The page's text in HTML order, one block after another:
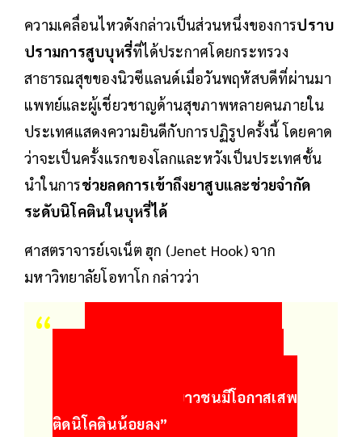
ความเคลื่อนไหวดังกล่าวเป็นส่วนหนึ่งของการปราบ
ปรามการสูบบุหรี่ที่ได้ประกาศโดยกระทรวง
สาธารณสุขของนิวซีแลนด์เมื่อวันพฤหัสบดีที่ผ่านมา
แพทย์และผู้เชี่ยวชาญด้านสุขภาพหลายคนภายใน
ประเทศแสดงความยินดีกับการปฏิรูปครั้งนี้ โดยคาด
ว่าจะเป็นครั้งแรกของโลกและหวังเป็นประเทศชั้น
นำในการช่วยลดการเข้าถึงยาสูบและช่วยจำกัด
ระดับนิโคตินในบุหรี่ได้
ศาสตราจารย์เจเน็ต ฮุก (Jenet Hook) จาก
มหาวิทยาลัยโอทาโก กล่าวว่า
น้อยกว่า และทำให้เยาวชนมีโอกาสเสพ
ติดนิโคตินน้อยลง”